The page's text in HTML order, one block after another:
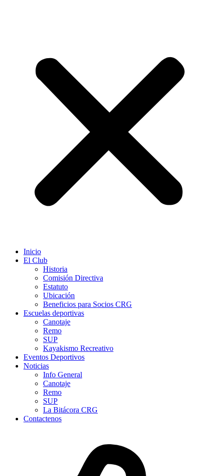
Inicio
El Club
Historia
Comisión Directiva
Estatuto
Ubicación
Beneficios para Socios CRG
Escuelas deportivas
Canotaje
Remo
SUP
Kayakismo Recreativo
Eventos Deportivos
Noticias
Info General
Canotaje
Remo
SUP
La Bitácora CRG
Contactenos